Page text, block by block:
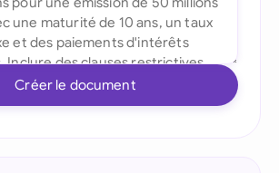
Créer le document